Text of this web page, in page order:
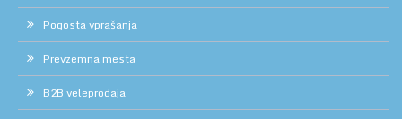
Pogosta vprašanja
Prevzemna mesta
B2B veleprodaja